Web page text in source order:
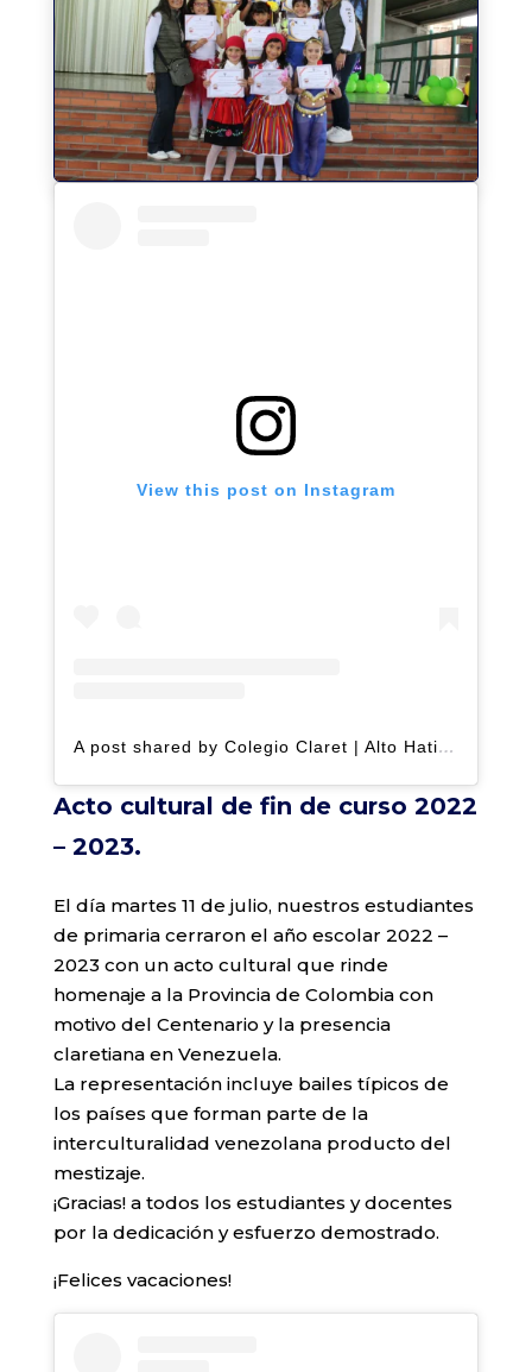
View this post on Instagram
A post shared by Colegio Claret | Alto Hatillo (@clarethatillo)
Acto cultural de fin de curso 2022
– 2023.
El día martes 11 de julio, nuestros estudiantes
de primaria cerraron el año escolar 2022 –
2023 con un acto cultural que rinde
homenaje a la Provincia de Colombia con
motivo del Centenario y la presencia
claretiana en Venezuela.
La representación incluye bailes típicos de
los países que forman parte de la
interculturalidad venezolana producto del
mestizaje.
¡Gracias! a todos los estudiantes y docentes
por la dedicación y esfuerzo demostrado.
¡Felices vacaciones!